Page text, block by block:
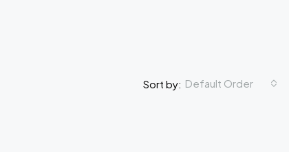
Sort by: Default Order